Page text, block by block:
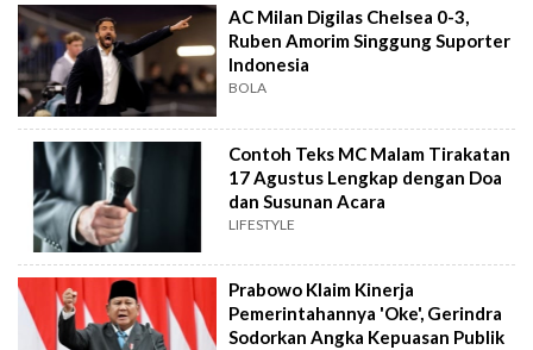
AC Milan Digilas Chelsea 0-3,
Ruben Amorim Singgung Suporter
Indonesia
BOLA
Contoh Teks MC Malam Tirakatan
17 Agustus Lengkap dengan Doa
dan Susunan Acara
LIFESTYLE
Prabowo Klaim Kinerja
Pemerintahannya 'Oke', Gerindra
Sodorkan Angka Kepuasan Publik